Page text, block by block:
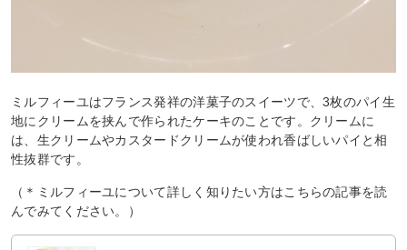
ミルフィーユはフランス発祥の洋菓子のスイーツで、3枚のパイ生
地にクリームを挟んで作られたケーキのことです。クリームに
は、生クリームやカスタードクリームが使われ香ばしいパイと相
性抜群です。
（＊ミルフィーユについて詳しく知りたい方はこちらの記事を読
んでみてください。）